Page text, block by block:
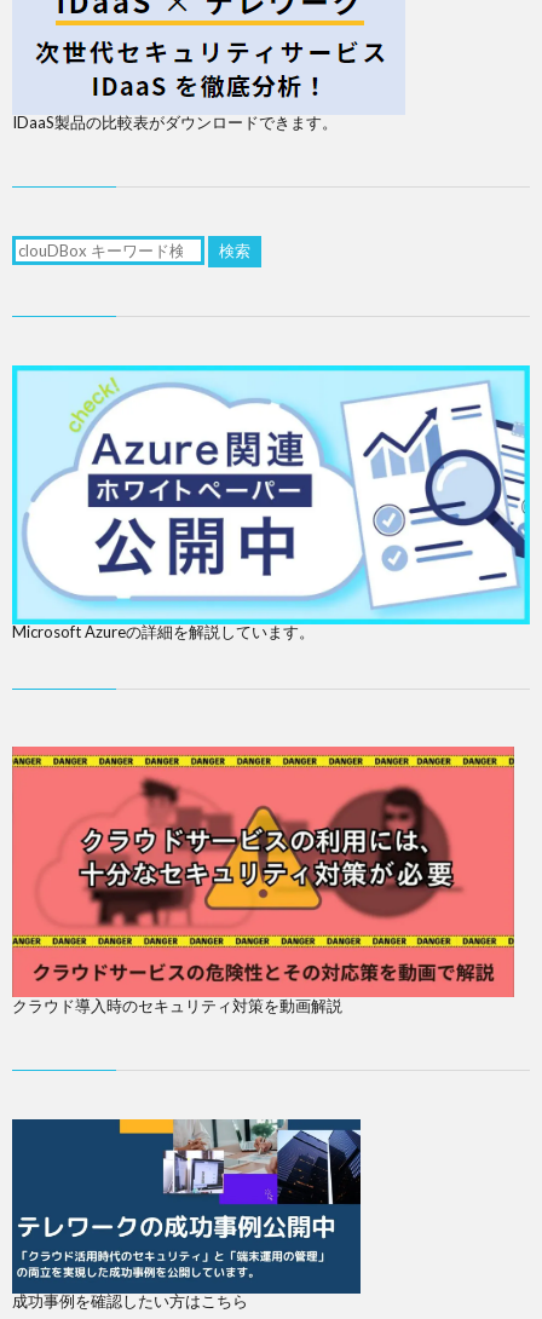
IDaaS製品の比較表がダウンロードできます。
検索
Microsoft Azureの詳細を解説しています。
クラウド導入時のセキュリティ対策を動画解説
成功事例を確認したい方はこちら